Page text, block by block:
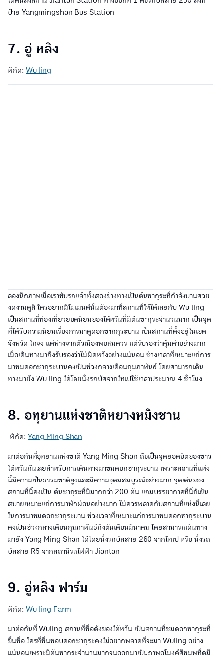
ป้าย Yangmingshan Bus Station
7. อู๋ หลิง
พิกัด: Wu ling
ลองนึกภาพเมื่อเราขับรถแล้วทั้งสองข้างทางเป็นต้นซากุระที่กำลังบานสวย
งดงามดูสิ ใครอยากมีโมเมนต์นั้นต้องมาที่สถานที่ให้ได้เลยกับ Wu ling
เป็นสถานที่ท่องเที่ยวยอดนิยมของไต้หวันที่มีต้นซากุระจำนวนมาก เป็นจุด
ที่ได้รับความนิยมเรื่องการมาดูดอกซากกุระบาน เป็นสถานที่ตั้งอยู่ในเขต
จังหวัด ไถจง แต่ห่างจากตัวเมืองพอสมควร แต่รับรองว่าคุ้มค่าอย่างมาก
เมื่อเดินทางมาถึงรับรองว่าไม่ผิดหวังอย่างแน่นอน ช่วงเวลาที่เหมาะแก่การ
มาชมดอกซากุระบานคงเป็นช่วงกลางเดือนกุมภาพันธ์ โดยสามารถเดิน
ทางมายัง Wu ling ได้โดยนั่งรถบัสจากไทเปใช้เวลาประมาณ 4 ชั่วโมง
8. อทุยานแห่งชาติหยางหมิงชาน
พิกัด: Yang Ming Shan
มาต่อกันที่อุทยานแห่งชาติ Yang Ming Shan ถือเป็นจุดยอดฮิตของชาว
ไต้หวันกันเลยสำหรับการเดินทางมาชมดอกซากุระบาน เพราะสถานที่แห่ง
นี้มีความเป็นธรรมชาติสูงและมีความอุดมสมบูรณ์อย่างมาก จุดเด่นของ
สถานที่นี้คงเป็น ต้นซากุระที่มีมากกว่า 200 ต้น แถมบรรยากาศที่นี่ก็เย็น
สบายเหมาะแก่การมาพักผ่อนอย่างมาก ไม่ควรพลาดกับสถานที่แห่งนี้เลย
ในการมาชมดอกซากุระบาน ช่วงเวลาที่เหมาะแก่การมาชมดอกซากุระบาน
คงเป็นช่วงกลางเดือนกุมภาพันธ์ถึงต้นเดือนมีนาคม โดยสามารถเดินทาง
มายัง Yang Ming Shan ได้โดยนั่งรถบัสสาย 260 จากไทเป หรือ นั่งรถ
บัสสาย R5 จากสถานีรถไฟฟ้า Jiantan
9. อู่หลิง ฟาร์ม
พิกัด: Wu ling Farm
มาต่อกันที่ Wuling สถานที่ชื่อดังของไต้หวัน เป็นสถานที่ชมดอกซากุระที่
ขึ้นชื่อ ใครที่ชื่นชอบดอกซากุระคงไม่อยากพลาดที่จะมา Wuling อย่าง
แน่นอนเพราะมีต้นซากุระจำนวนมากจนออกมาเป็นภาพอุโมงค์สีชมพูที่ดูมี